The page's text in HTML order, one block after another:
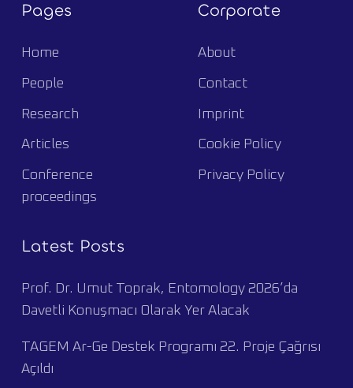
Pages
Home
People
Research
Articles
Conference
proceedings
Corporate
About
Contact
Imprint
Cookie Policy
Privacy Policy
Latest Posts
Prof. Dr. Umut Toprak, Entomology 2026’da
Davetli Konuşmacı Olarak Yer Alacak
TAGEM Ar-Ge Destek Programı 22. Proje Çağrısı
Açıldı